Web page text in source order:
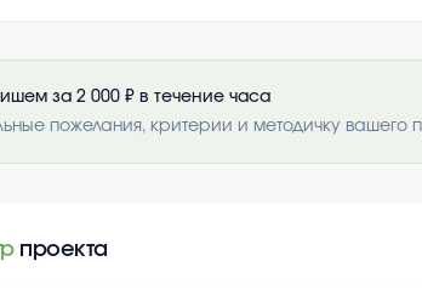
за 2 000 ₽ в течение часа
пожелания, критерии и методичку вашего
проекта